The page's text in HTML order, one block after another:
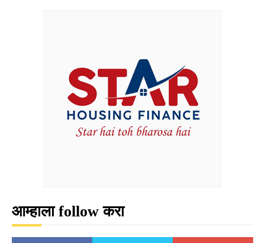
आम्हाला follow करा